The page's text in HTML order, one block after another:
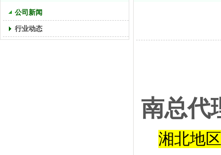
公司新闻
行业动态
南总代
湘北地区